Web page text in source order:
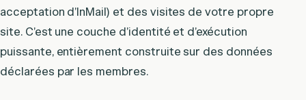
acceptation d’InMail) et des visites de votre propre
site. C’est une couche d’identité et d’exécution
puissante, entièrement construite sur des données
déclarées par les membres.